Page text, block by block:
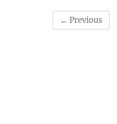
← Previous